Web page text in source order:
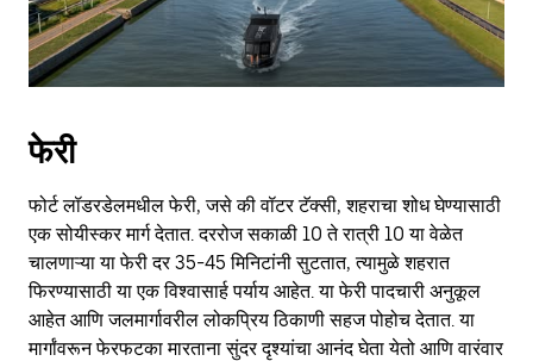
फेरी
फोर्ट लॉडरडेलमधील फेरी, जसे की वॉटर टॅक्सी, शहराचा शोध घेण्यासाठी
एक सोयीस्कर मार्ग देतात. दररोज सकाळी 10 ते रात्री 10 या वेळेत
चालणाऱ्या या फेरी दर 35-45 मिनिटांनी सुटतात, त्यामुळे शहरात
फिरण्यासाठी या एक विश्वासार्ह पर्याय आहेत. या फेरी पादचारी अनुकूल
आहेत आणि जलमार्गावरील लोकप्रिय ठिकाणी सहज पोहोच देतात. या
मार्गांवरून फेरफटका मारताना सुंदर दृश्यांचा आनंद घेता येतो आणि वारंवार